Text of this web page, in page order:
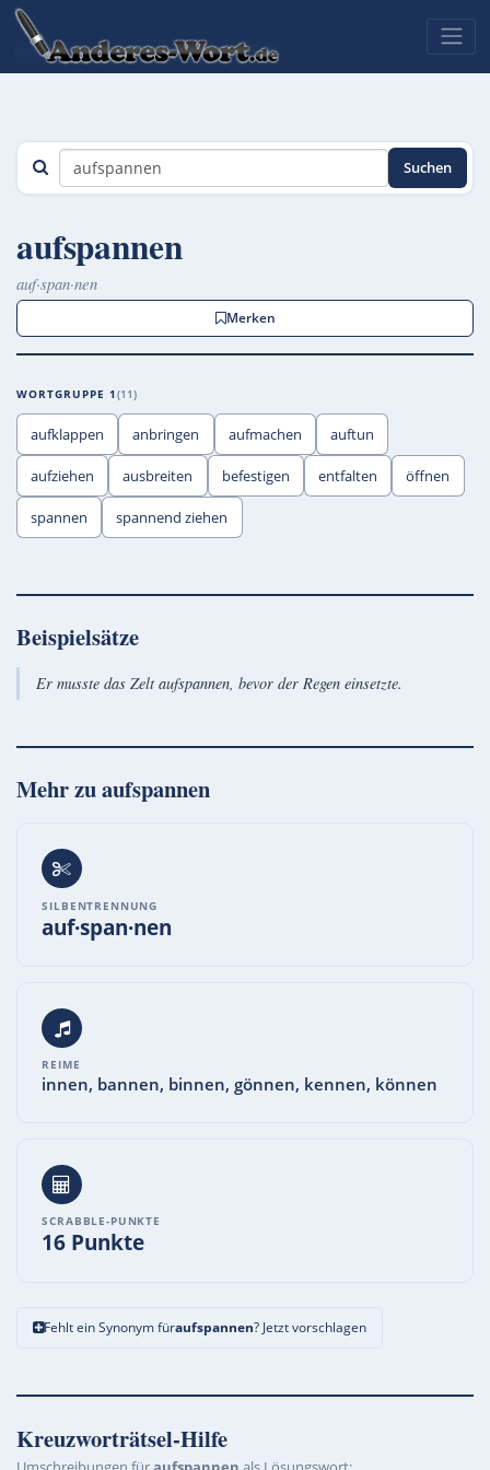
Suchen
aufspannen
auf·span·nen
Merken
WORTGRUPPE 1 11
aufklappen anbringen aufmachen auftun
aufziehen ausbreiten befestigen entfalten öffnen
spannen spannend ziehen
Beispielsätze
Er musste das Zelt aufspannen, bevor der Regen einsetzte.
Mehr zuaufspannen
SILBENTRENNUNG
auf·span·nen
REIME
innen, bannen, binnen, gönnen, kennen, können
SCRABBLE-PUNKTE
16 Punkte
Fehlt ein Synonym füraufspannen? Jetzt vorschlagen
Kreuzworträtsel-Hilfe